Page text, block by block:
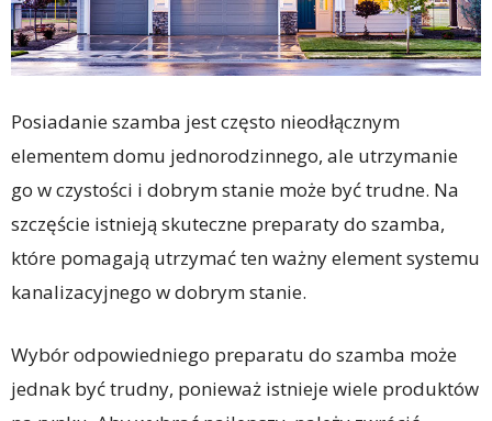
Posiadanie szamba jest często nieodłącznym
elementem domu jednorodzinnego, ale utrzymanie
go w czystości i dobrym stanie może być trudne. Na
szczęście istnieją skuteczne preparaty do szamba,
które pomagają utrzymać ten ważny element systemu
kanalizacyjnego w dobrym stanie.
Wybór odpowiedniego preparatu do szamba może
jednak być trudny, ponieważ istnieje wiele produktów